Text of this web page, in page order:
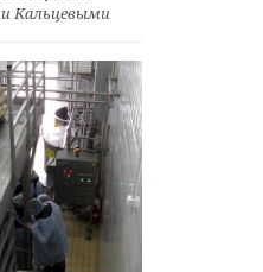
Кальцевыми